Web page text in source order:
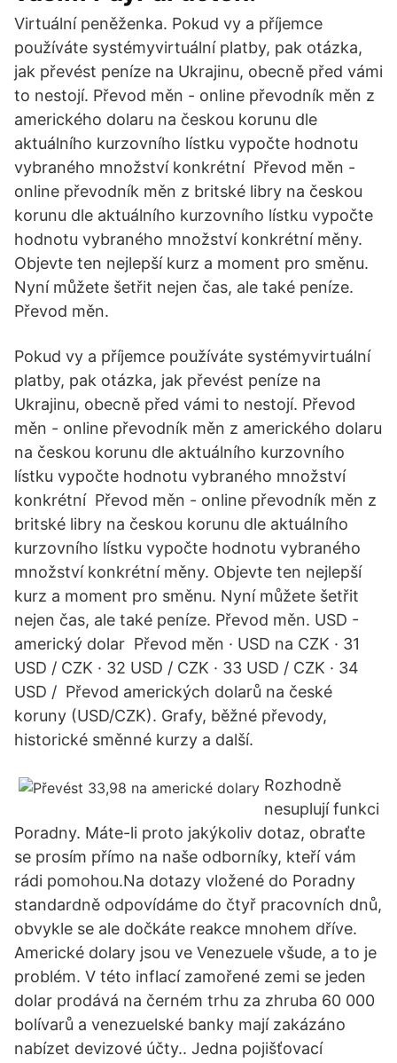
Virtuální peněženka. Pokud vy a příjemce
používáte systémyvirtuální platby, pak otázka,
jak převést peníze na Ukrajinu, obecně před vámi
to nestojí. Převod měn - online převodník měn z
amerického dolaru na českou korunu dle
aktuálního kurzovního lístku vypočte hodnotu
vybraného množství konkrétní Převod měn -
online převodník měn z britské libry na českou
korunu dle aktuálního kurzovního lístku vypočte
hodnotu vybraného množství konkrétní měny.
Objevte ten nejlepší kurz a moment pro směnu.
Nyní můžete šetřit nejen čas, ale také peníze.
Převod měn.
Pokud vy a příjemce používáte systémyvirtuální
platby, pak otázka, jak převést peníze na
Ukrajinu, obecně před vámi to nestojí. Převod
měn - online převodník měn z amerického dolaru
na českou korunu dle aktuálního kurzovního
lístku vypočte hodnotu vybraného množství
konkrétní Převod měn - online převodník měn z
britské libry na českou korunu dle aktuálního
kurzovního lístku vypočte hodnotu vybraného
množství konkrétní měny. Objevte ten nejlepší
kurz a moment pro směnu. Nyní můžete šetřit
nejen čas, ale také peníze. Převod měn. USD -
americký dolar Převod měn · USD na CZK · 31
USD / CZK · 32 USD / CZK · 33 USD / CZK · 34
USD / Převod amerických dolarů na české
koruny (USD/CZK). Grafy, běžné převody,
historické směnné kurzy a další.
Rozhodně
nesuplují funkci
Poradny. Máte-li proto jakýkoliv dotaz, obraťte
se prosím přímo na naše odborníky, kteří vám
rádi pomohou.Na dotazy vložené do Poradny
standardně odpovídáme do čtyř pracovních dnů,
obvykle se ale dočkáte reakce mnohem dříve.
Americké dolary jsou ve Venezuele všude, a to je
problém. V této inflací zamořené zemi se jeden
dolar prodává na černém trhu za zhruba 60 000
bolívarů a venezuelské banky mají zakázáno
nabízet devizové účty.. Jedna pojišťovací